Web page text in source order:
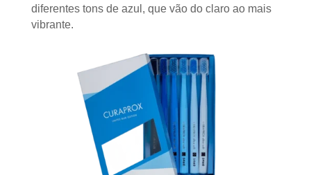
diferentes tons de azul, que vão do claro ao mais
vibrante.